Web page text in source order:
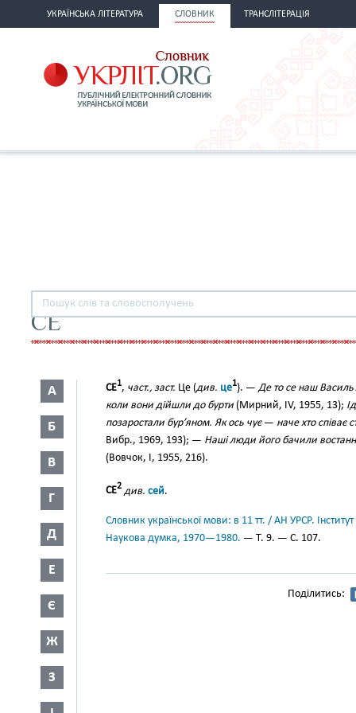
УКРАЇНСЬКА ЛІТЕРАТУРА СЛОВНИК ТРАНСЛІТЕРАЦІЯ
СЕ
А
Б
В
Г
Д
Е
Є
Ж
З
СЕ1, част., заст. Це (див. це1). — Де то се наш
коли вони дійшли до бурти (Мирний, IV, 1955, 13);
позаростали бур’яном. Як ось чує— наче хто співає
Вибр., 1969, 193); — Наші люди його бачили
(Вовчок, І, 1955, 216).
СЕ2 див. сей.
Словник української мови: в 11 тт. / АН УРСР.
Наукова думка, 1970—1980. — Т. 9. — С. 107.
Поділитись: